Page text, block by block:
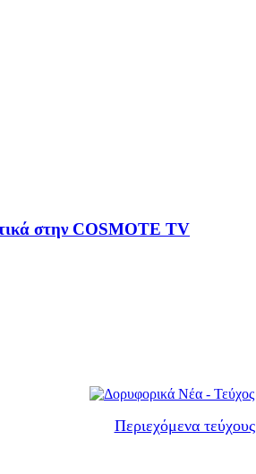
στην COSMOTE TV
Περιεχόμενα τεύχους